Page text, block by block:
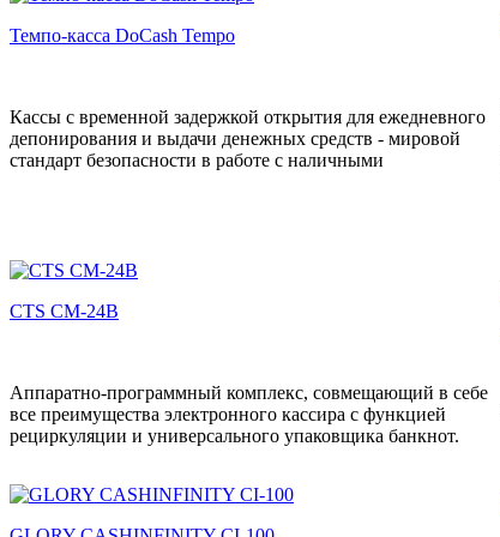
Темпо-касса DoCash Tempo
Кассы с временной задержкой открытия для ежедневного
депонирования и выдачи денежных средств - мировой
стандарт безопасности в работе с наличными
CTS CM-24B
Аппаратно-программный комплекс, совмещающий в себе
все преимущества электронного кассира с функцией
рециркуляции и универсального упаковщика банкнот.